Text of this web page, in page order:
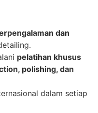
dan
pelatihan khusus
polishing, dan
dalam setiap